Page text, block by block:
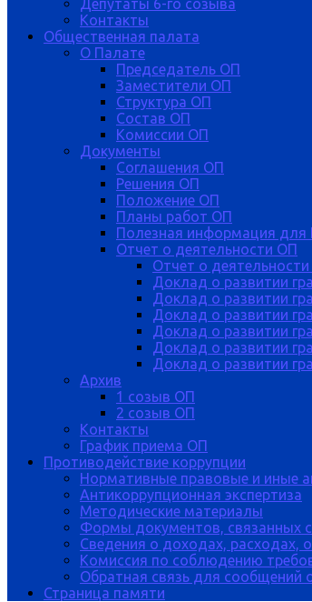
Депутаты 6-го созыва
Контакты
Общественная палата
О Палате
Председатель ОП
Заместители ОП
Структура ОП
Состав ОП
Комиссии ОП
Документы
Соглашения ОП
Решения ОП
Положение ОП
Планы работ ОП
Полезная информация для
Отчет о деятельности ОП
Отчет о
Доклад о развитии
Доклад о развитии
Доклад о развитии
Доклад о развитии
Доклад о развитии
Доклад о развитии
Архив
1 созыв ОП
2 созыв ОП
Контакты
График приема ОП
Противодействие коррупции
Нормативные правовые и иные
Антикоррупционная экспертиза
Методические материалы
Формы документов, связанных
Сведения о доходах, расходах,
Комиссия по соблюдению
Обратная связь для сообщений
Страница памяти